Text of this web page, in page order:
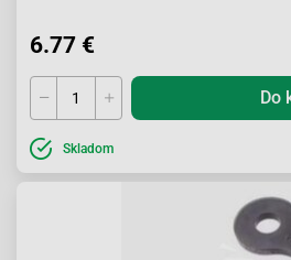
6.77 €
Do
Skladom